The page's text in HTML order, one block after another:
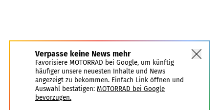
Verpasse keine News mehr
Favorisiere MOTORRAD bei Google, um künftig
häufiger unsere neuesten Inhalte und News
angezeigt zu bekommen. Einfach Link öffnen und
Auswahl bestätigen: MOTORRAD bei Google
bevorzugen.